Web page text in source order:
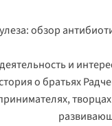
обзор
и
о братьях